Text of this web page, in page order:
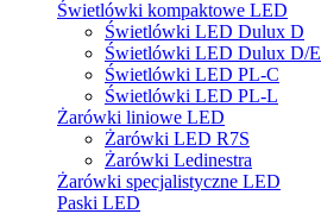
Świetlówki kompaktowe LED
Świetlówki LED Dulux D
Świetlówki LED Dulux D/E
Świetlówki LED PL-C
Świetlówki LED PL-L
Żarówki liniowe LED
Żarówki LED R7S
Żarówki Ledinestra
Żarówki specjalistyczne LED
Paski LED